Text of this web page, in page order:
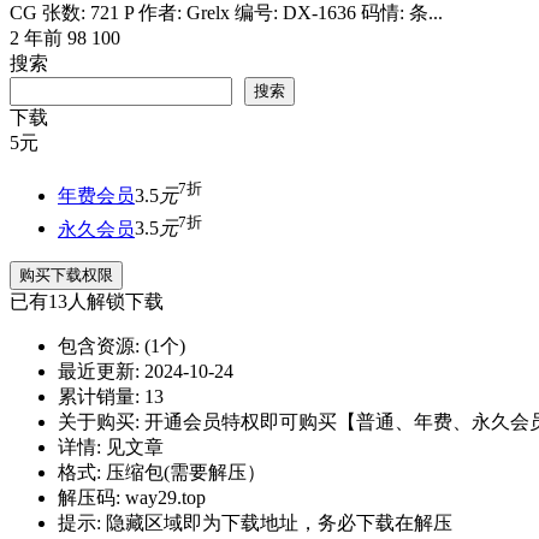
CG 张数: 721 P 作者: Grelx 编号: DX-1636 码情: 条...
2 年前 98 100
搜索
搜索
下载
5元
年费会员3.5元7折
永久会员3.5元7折
购买下载权限
已有13人解锁下载
包含资源: (1个)
最近更新: 2024-10-24
累计销量: 13
关于购买: 开通会员特权即可购买【普通、年费、永久会
详情: 见文章
格式: 压缩包(需要解压）
解压码: way29.top
提示: 隐藏区域即为下载地址，务必下载在解压